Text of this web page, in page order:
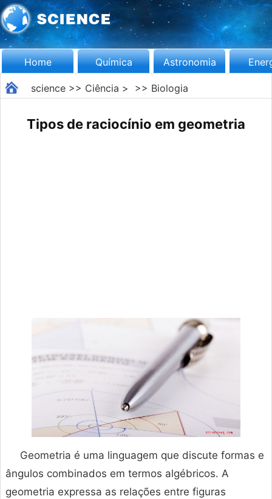
Home Química Astronomia
science>> Ciência > >> Biologia
Tipos de raciocínio em geometria
Geometria é uma linguagem que discute formas e
ângulos combinados em termos algébricos. A
geometria expressa as relações entre figuras